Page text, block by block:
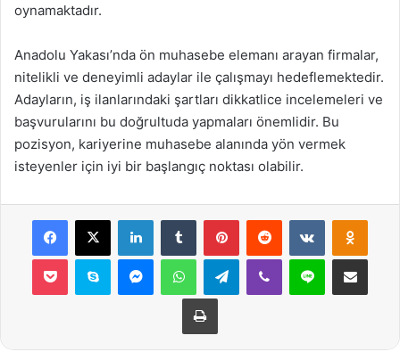
oynamaktadır.
Anadolu Yakası’nda ön muhasebe elemanı arayan firmalar,
nitelikli ve deneyimli adaylar ile çalışmayı hedeflemektedir.
Adayların, iş ilanlarındaki şartları dikkatlice incelemeleri ve
başvurularını bu doğrultuda yapmaları önemlidir. Bu
pozisyon, kariyerine muhasebe alanında yön vermek
isteyenler için iyi bir başlangıç noktası olabilir.
Facebook
X LinkedInTumblr PinterestReddit VKontakte
Pocket Skype MessengerWhatsAppTelegramViber Line E-Posta ile
Yazdır